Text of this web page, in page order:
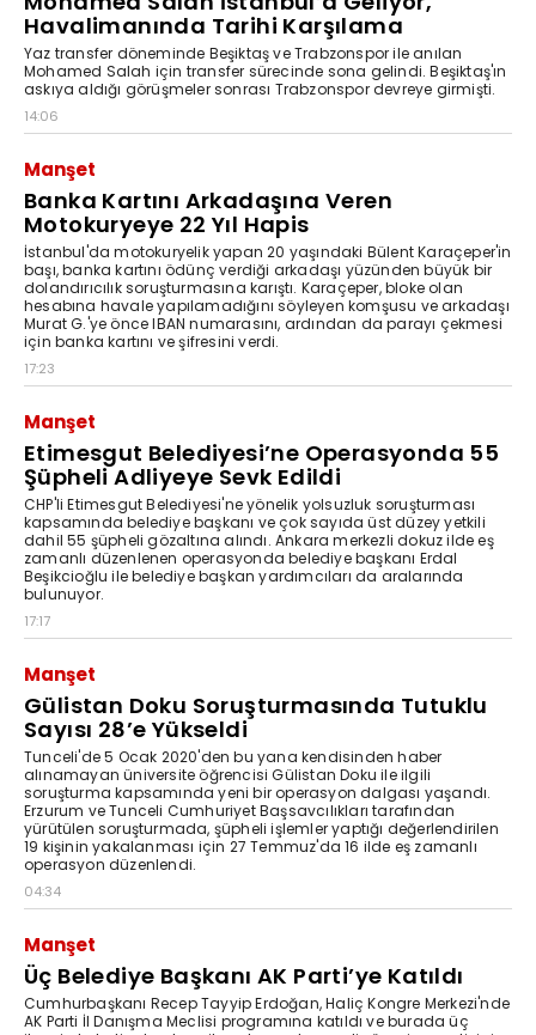
Havalimanında Tarihi Karşılama
Yaz transfer döneminde Beşiktaş ve Trabzonspor ile anılan
Mohamed Salah için transfer sürecinde sona gelindi. Beşiktaş'ın
askıya aldığı görüşmeler sonrası Trabzonspor devreye girmişti.
14:06
Manşet
Banka Kartını Arkadaşına Veren
Motokuryeye 22 Yıl Hapis
İstanbul'da motokuryelik yapan 20 yaşındaki Bülent Karaçeper'in
başı, banka kartını ödünç verdiği arkadaşı yüzünden büyük bir
dolandırıcılık soruşturmasına karıştı. Karaçeper, bloke olan
hesabına havale yapılamadığını söyleyen komşusu ve arkadaşı
Murat G.'ye önce IBAN numarasını, ardından da parayı çekmesi
için banka kartını ve şifresini verdi.
17:23
Manşet
Etimesgut Belediyesi’ne Operasyonda 55
Şüpheli Adliyeye Sevk Edildi
CHP'li Etimesgut Belediyesi'ne yönelik yolsuzluk soruşturması
kapsamında belediye başkanı ve çok sayıda üst düzey yetkili
dahil 55 şüpheli gözaltına alındı. Ankara merkezli dokuz ilde eş
zamanlı düzenlenen operasyonda belediye başkanı Erdal
Beşikcioğlu ile belediye başkan yardımcıları da aralarında
bulunuyor.
17:17
Manşet
Gülistan Doku Soruşturmasında Tutuklu
Sayısı 28’e Yükseldi
Tunceli'de 5 Ocak 2020'den bu yana kendisinden haber
alınamayan üniversite öğrencisi Gülistan Doku ile ilgili
soruşturma kapsamında yeni bir operasyon dalgası yaşandı.
Erzurum ve Tunceli Cumhuriyet Başsavcılıkları tarafından
yürütülen soruşturmada, şüpheli işlemler yaptığı değerlendirilen
19 kişinin yakalanması için 27 Temmuz'da 16 ilde eş zamanlı
operasyon düzenlendi.
04:34
Manşet
Üç Belediye Başkanı AK Parti’ye Katıldı
Cumhurbaşkanı Recep Tayyip Erdoğan, Haliç Kongre Merkezi'nde
AK Parti İl Danışma Meclisi programına katıldı ve burada üç